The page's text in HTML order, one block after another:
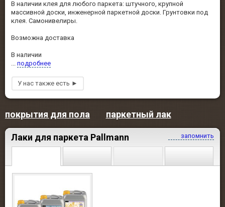
В наличии клея для любого паркета: штучного, крупной
массивной доски, инженерной паркетной доски. Грунтовки под
клея. Самонивелиры.
Возможна доставка
В наличии
... подробнее
покрытия для пола паркетный лак
запомнить
Лаки для паркета Pallmann